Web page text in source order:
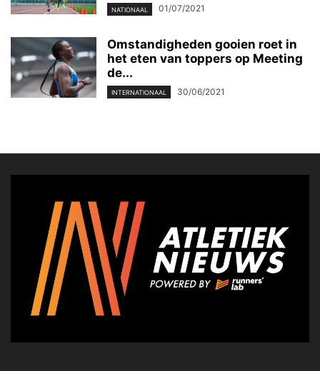
NATIONAAL 01/07/2021
Omstandigheden gooien roet in
het eten van toppers op Meeting
de...
INTERNATIONAAL 30/06/2021